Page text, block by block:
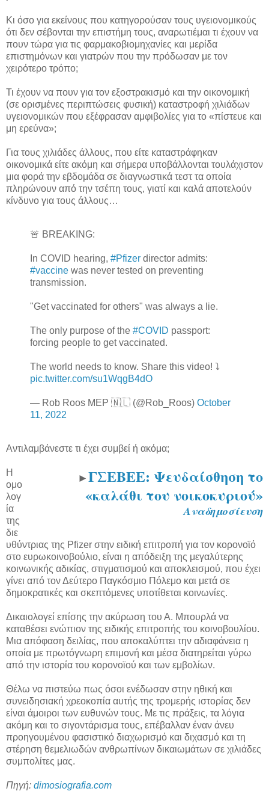
Κι όσο για εκείνους που κατηγορούσαν τους υγειονομικούς
ότι δεν σέβονται την επιστήμη τους, αναρωτιέμαι τι έχουν να
πουν τώρα για τις φαρμακοβιομηχανίες και μερίδα
επιστημόνων και γιατρών που την πρόδωσαν με τον
χειρότερο τρόπο;
Τι έχουν να πουν για τον εξοστρακισμό και την οικονομική
(σε ορισμένες περιπτώσεις φυσική) καταστροφή χιλιάδων
υγειονομικών που εξέφρασαν αμφιβολίες για το «πίστευε και
μη ερεύνα»;
Για τους χιλιάδες άλλους, που είτε καταστράφηκαν
οικονομικά είτε ακόμη και σήμερα υποβάλλονται τουλάχιστον
μια φορά την εβδομάδα σε διαγνωστικά τεστ τα οποία
πληρώνουν από την τσέπη τους, γιατί και καλά αποτελούν
κίνδυνο για τους άλλους…
🚨 BREAKING:
In COVID hearing, #Pfizer director admits:
#vaccine was never tested on preventing
transmission.
"Get vaccinated for others" was always a lie.
The only purpose of the #COVID passport:
forcing people to get vaccinated.
The world needs to know. Share this video! ⤵️
pic.twitter.com/su1WqgB4dO
— Rob Roos MEP 🇳🇱 (@Rob_Roos) October
11, 2022
Αντιλαμβάνεστε τι έχει συμβεί ή ακόμα;
►ΓΣΕΒΕΕ: Ψευδαίσθηση το
«καλάθι του νοικοκυριού»
Αναδημοσίευση
Η
ομο
λογ
ία
της
διε
υθύντριας της Pfizer στην ειδική επιτροπή για τον κορονοϊό
στο ευρωκοινοβούλιο, είναι η απόδειξη της μεγαλύτερης
κοινωνικής αδικίας, στιγματισμού και αποκλεισμού, που έχει
γίνει από τον Δεύτερο Παγκόσμιο Πόλεμο και μετά σε
δημοκρατικές και σκεπτόμενες υποτίθεται κοινωνίες.
Δικαιολογεί επίσης την ακύρωση του Α. Μπουρλά να
καταθέσει ενώπιον της ειδικής επιτροπής του κοινοβουλίου.
Μια απόφαση δειλίας, που αποκαλύπτει την αδιαφάνεια η
οποία με πρωτόγνωρη επιμονή και μέσα διατηρείται γύρω
από την ιστορία του κορονοϊού και των εμβολίων.
Θέλω να πιστεύω πως όσοι ενέδωσαν στην ηθική και
συνειδησιακή χρεοκοπία αυτής της τρομερής ιστορίας δεν
είναι άμοιροι των ευθυνών τους. Με τις πράξεις, τα λόγια
ακόμη και το σιγοντάρισμα τους, επέβαλλαν έναν άνευ
προηγουμένου φασιστικό διαχωρισμό και διχασμό και τη
στέρηση θεμελιωδών ανθρωπίνων δικαιωμάτων σε χιλιάδες
συμπολίτες μας.
Πηγή: dimosiografia.com